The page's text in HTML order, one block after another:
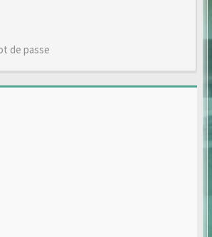
de passe